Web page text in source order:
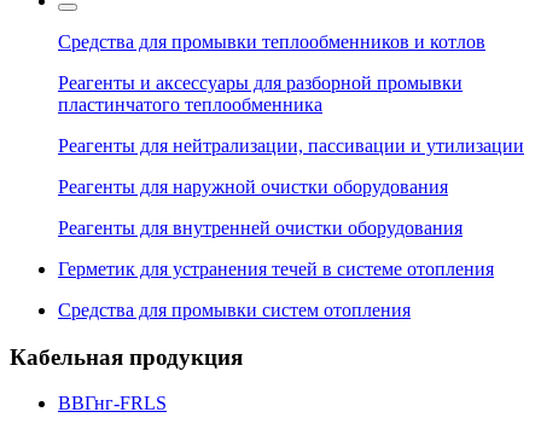
Средства для промывки теплообменников и котлов
Реагенты и аксессуары для разборной промывки
пластинчатого теплообменника
Реагенты для нейтрализации, пассивации и утилизации
Реагенты для наружной очистки оборудования
Реагенты для внутренней очистки оборудования
Герметик для устранения течей в системе отопления
Средства для промывки систем отопления
Кабельная продукция
ВВГнг-FRLS